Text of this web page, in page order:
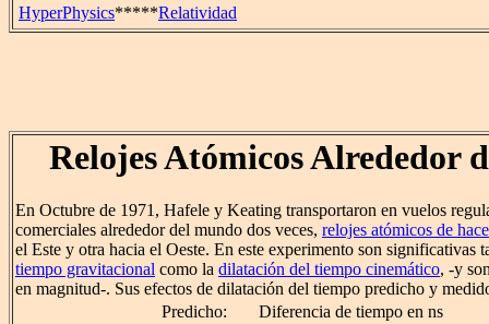
HyperPhysics*****Relatividad
Relojes Atómicos Alrededor
En Octubre de 1971, Hafele y Keating transportaron en vuelos
comerciales alrededor del mundo dos veces, relojes atómicos de
el Este y otra hacia el Oeste. En este experimento son significativas
tiempo gravitacional como la dilatación del tiempo cinemático, -y
en magnitud-. Sus efectos de dilatación del tiempo predicho y
Predicho:
Diferencia de tiempo en ns